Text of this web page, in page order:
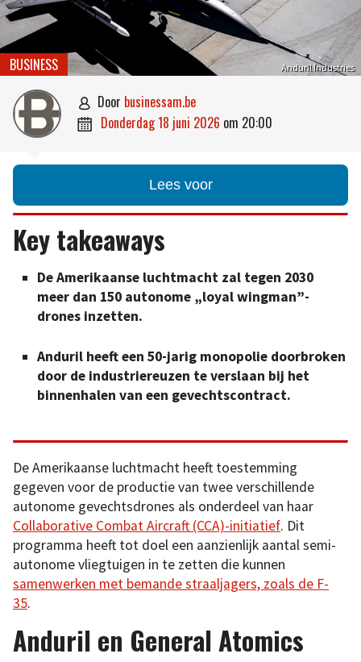
Anduril Industries
BUSINESS
 door businessam.be
 donderdag 18 juni 2026 om 20:00
Lees voor
Key takeaways
De Amerikaanse luchtmacht zal tegen 2030
meer dan 150 autonome „loyal wingman”-
drones inzetten.
Anduril heeft een 50-jarig monopolie doorbroken
door de industriereuzen te verslaan bij het
binnenhalen van een gevechtscontract.
De Amerikaanse luchtmacht heeft toestemming
gegeven voor de productie van twee verschillende
autonome gevechtsdrones als onderdeel van haar
Collaborative Combat Aircraft (CCA)-initiatief. Dit
programma heeft tot doel een aanzienlijk aantal semi-
autonome vliegtuigen in te zetten die kunnen
samenwerken met bemande straaljagers, zoals de F-
35.
Anduril en General Atomics